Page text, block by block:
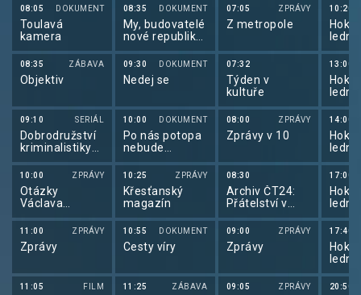
08:05 DOKUMENT
Toulavá
kamera
08:35 ZÁBAVA
Objektiv
09:10 SERIÁL
Dobrodružství
kriminalistiky
(19/26)
10:00 ZPRÁVY
Otázky
Václava
Moravce
11:00 ZPRÁVY
Zprávy
11:05 FILM
08:35 DOKUMENT
My, budovatelé
nové republiky
(2/3)
09:30 DOKUMENT
Nedej se
10:00 DOKUMENT
Po nás potopa
nebude
(10/10)
10:25 ZPRÁVY
Křesťanský
magazín
10:55 DOKUMENT
Cesty víry
11:25 ZÁBAVA
07:05 ZPRÁVY
Z metropole
07:32
Týden v
kultuře
08:00 ZPRÁVY
Zprávy v 10
08:30
Archiv ČT24:
Přátelství v
područí
09:00 ZPRÁVY
Zprávy
09:05 ZPRÁVY
10:20
13:00
14:00
17:00
17:40
20:50